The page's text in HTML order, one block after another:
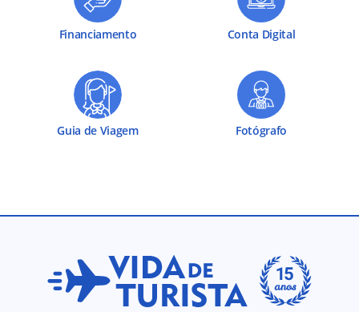
Financiamento Conta Digital
Guia de Viagem Fotógrafo